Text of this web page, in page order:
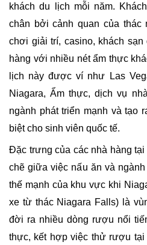
khách du lịch mỗi năm.
chân bởi cảnh quan của
chơi giải trí, casino, khách
hàng với nhiều nét ẩm thực
lịch này được ví như Las
Niagara, Ẩm thực, dịch vụ
ngành phát triển mạnh và tạo
biệt cho sinh viên quốc tế.
Đặc trưng của các nhà hàng
chẽ giữa việc nấu ăn và
thế mạnh của khu vực khi
xe từ thác Niagara Falls) là
đời ra nhiều dòng rượu nổi
thực, kết hợp việc thử rượu